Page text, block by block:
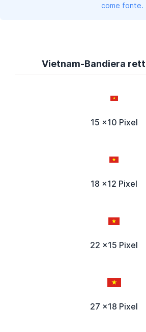
come fonte.
Vietnam-Bandiera
15 x10 Pixel
18 x12 Pixel
22 x15 Pixel
27 x18 Pixel